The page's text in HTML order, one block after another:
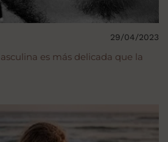
es más delicada que la
29/04/2023